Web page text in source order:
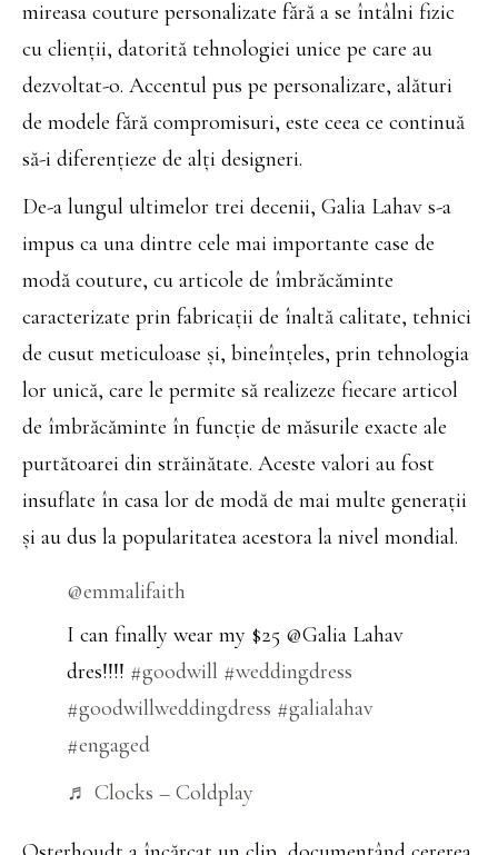
mireasa couture personalizate fără a se întâlni fizic
cu clienții, datorită tehnologiei unice pe care au
dezvoltat-o. Accentul pus pe personalizare, alături
de modele fără compromisuri, este ceea ce continuă
să-i diferențieze de alți designeri.
De-a lungul ultimelor trei decenii, Galia Lahav s-a
impus ca una dintre cele mai importante case de
modă couture, cu articole de îmbrăcăminte
caracterizate prin fabricații de înaltă calitate, tehnici
de cusut meticuloase și, bineînțeles, prin tehnologia
lor unică, care le permite să realizeze fiecare articol
de îmbrăcăminte în funcție de măsurile exacte ale
purtătoarei din străinătate. Aceste valori au fost
insuflate în casa lor de modă de mai multe generații
și au dus la popularitatea acestora la nivel mondial.
@emmalifaith
I can finally wear my $25 @Galia Lahav
dres!!!! #goodwill #weddingdress
#goodwillweddingdress #galialahav
#engaged
♬ Clocks – Coldplay